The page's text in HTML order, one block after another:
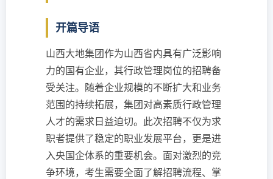
开篇导语
山西大地集团作为山西省内具有广泛影响
力的国有企业，其行政管理岗位的招聘备
受关注。随着企业规模的不断扩大和业务
范围的持续拓展，集团对高素质行政管理
人才的需求日益迫切。此次招聘不仅为求
职者提供了稳定的职业发展平台，更是进
入央国企体系的重要机会。面对激烈的竞
争环境，考生需要全面了解招聘流程、掌